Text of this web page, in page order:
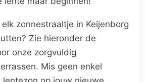
zonnestraaltje in Keijenborg
Zie hieronder de
onze zorgvuldig
Mis geen enkel